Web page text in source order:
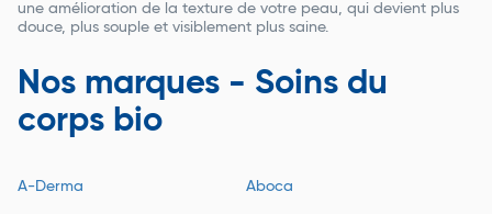
une amélioration de la texture de votre peau, qui devient plus
douce, plus souple et visiblement plus saine.
Nos marques - Soins du
corps bio
A-Derma Aboca